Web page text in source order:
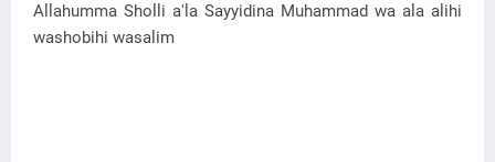
Allahumma Sholli a'la Sayyidina Muhammad wa ala alihi
washobihi wasalim